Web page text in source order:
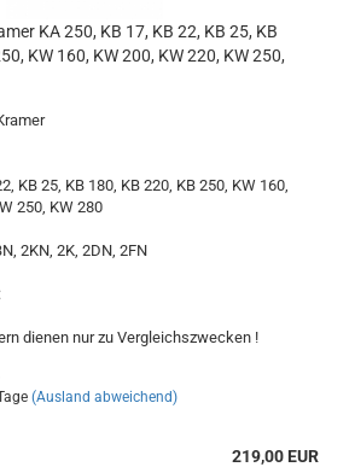
KA 250, KB 17, KB 22, KB 25, KB
KW 160, KW 200, KW 220, KW 250,
KB 25, KB 180, KB 220, KB 250, KW 160,
250, KW 280
2KN, 2K, 2DN, 2FN
dienen nur zu Vergleichszwecken !
(Ausland abweichend)
219,00 EUR